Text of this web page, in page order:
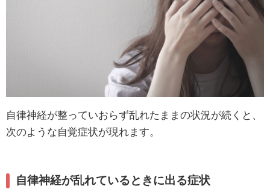
自律神経が整っていおらず乱れたままの状況が続くと、
次のような自覚症状が現れます。
自律神経が乱れているときに出る症状